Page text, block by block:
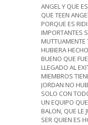
ANGEL Y QUE
QUE TEEN
PORQUE ES
IMPORTANTES
MUTTUAMENTE
HUBIERA
BUENO QUE
LLEGADO AL
MIEMBROS
JORDAN NO
SOLO CON
UN EQUIPO
BALON, QUE LE
SER QUIEN ES